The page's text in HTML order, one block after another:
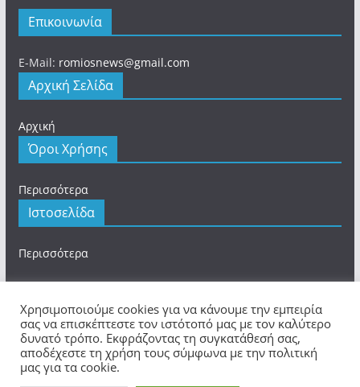
Επικοινωνία
E-Mail: romiosnews@gmail.com
Αρχική Σελίδα
Αρχική
Όροι Χρήσης
Περισσότερα
Ιστοσελίδα
Περισσότερα
Πνευματικά Δικαιώματα © 2026romios.online. Τα
πνευματικά δικαιώματα προστατεύονται.
Θέμα:
Χρησιμοποιούμε cookies για να κάνουμε την εμπειρία
σας να επισκέπτεστε τον ιστότοπό μας με τον καλύτερο
δυνατό τρόπο. Εκφράζοντας τη συγκατάθεσή σας,
αποδέχεστε τη χρήση τους σύμφωνα με την πολιτική
μας για τα cookie.